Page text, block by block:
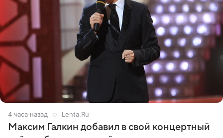
4 часа назад Lenta.Ru
Максим Галкин добавил в свой концертный